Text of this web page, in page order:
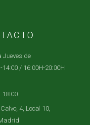
Jueves de
14:00 / 16:00H-20:00H
18:00
4, Local 10,